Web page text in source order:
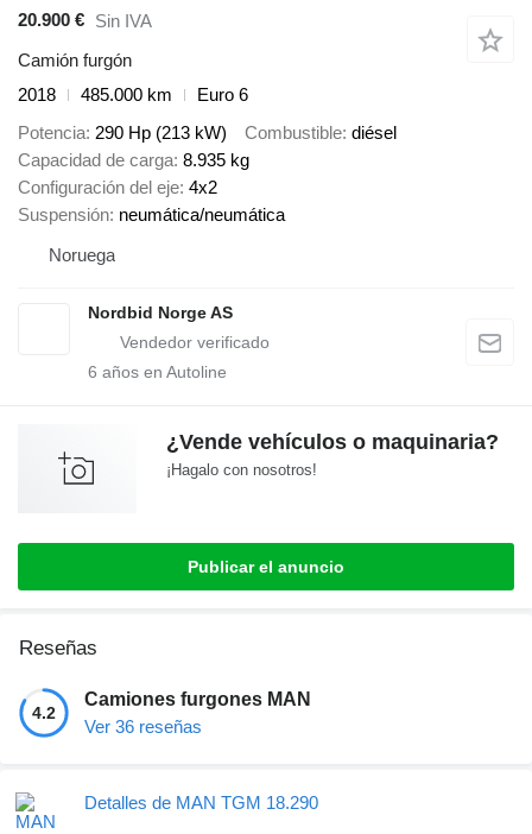
20.900 € Sin IVA
Camión furgón
2018
485.000 km
Euro 6
Potencia 290 Hp (213 kW) Combustible diésel
Capacidad de carga 8.935 kg
Configuración del eje 4x2
Suspensión neumática/neumática
Noruega
Nordbid Norge AS
6 años en Autoline
¿Vende vehículos o maquinaria?
¡Hagalo con nosotros!
Publicar el anuncio
Reseñas
4.2
Camiones furgones MAN
Ver 36 reseñas
Detalles de MAN TGM 18.290